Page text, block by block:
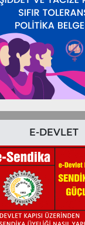
E-DEVLET